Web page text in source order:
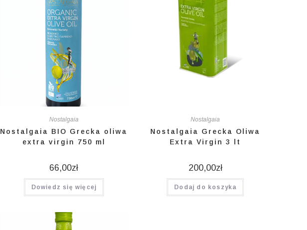
Nostalgaia
Nostalgaia BIO Grecka oliwa
extra virgin 750 ml
66,00zł
Dowiedz się więcej
Nostalgaia
Nostalgaia Grecka Oliwa
Extra Virgin 3 lt
200,00zł
Dodaj do koszyka